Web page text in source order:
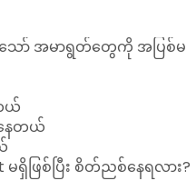
ာ် အမာရွတ်တွေကို အပြစ်မ
ယ်
ေတယ်
ရှိဖြစ်ပြီး စိတ်ညစ်နေရလား?